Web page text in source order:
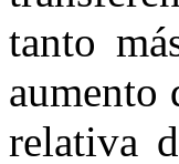
tanto
aumento
relativa